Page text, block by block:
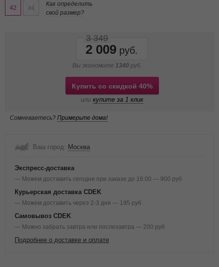
42 44
Как определить
свой размер?
2 009
3 349
Вы экономите 1340 руб.
Купить со скидкой 40%
или купите за 1 клик
Сомневаетесь? Примерьте дома!
Ваш город: Москва
Экспресс-доставка
— Можем доставить сегодня при заказе до 16:00 — 900 руб
Курьерская доставка CDEK
— Можем доставить через 2-3 дня — 195 руб
Самовывоз CDEK
— Можно забрать завтра или послезавтра — 200 руб
Подробнее о доставке и оплате